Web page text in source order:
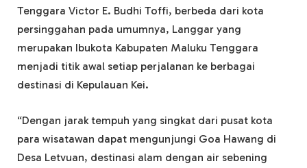
Tenggara Victor E. Budhi Toffi, berbeda dari kota
persinggahan pada umumnya, Langgar yang
merupakan Ibukota Kabupaten Maluku Tenggara
menjadi titik awal setiap perjalanan ke berbagai
destinasi di Kepulauan Kei.
“Dengan jarak tempuh yang singkat dari pusat kota
para wisatawan dapat mengunjungi Goa Hawang di
Desa Letvuan, destinasi alam dengan air sebening